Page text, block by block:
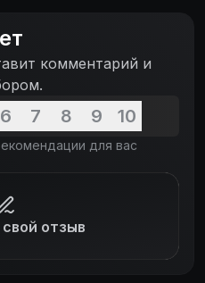
комментарий и
6 7 8 9 10
для вас
отзыв